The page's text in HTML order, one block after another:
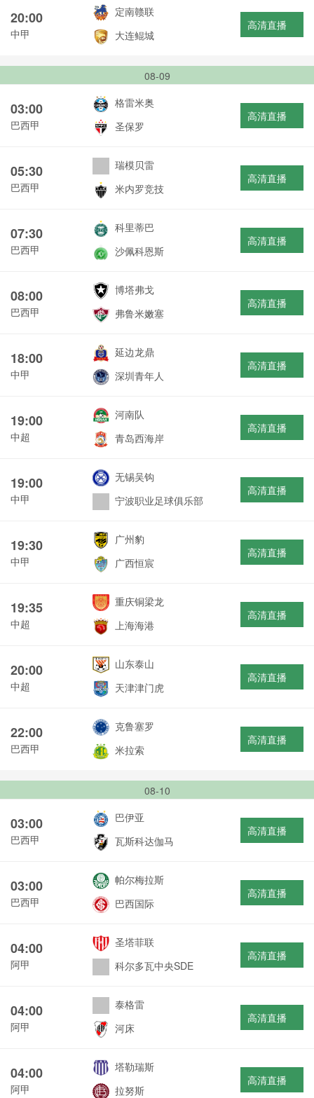
20:00
中甲
定南赣联
大连鲲城
高清直播
08-09
03:00
巴西甲
格雷米奥
圣保罗
高清直播
05:30
巴西甲
瑞模贝雷
米内罗竞技
高清直播
07:30
巴西甲
科里蒂巴
沙佩科恩斯
高清直播
08:00
巴西甲
博塔弗戈
弗鲁米嫩塞
高清直播
18:00
中甲
延边龙鼎
深圳青年人
高清直播
19:00
中超
河南队
青岛西海岸
高清直播
19:00
中甲
无锡吴钩
宁波职业足球俱乐部
高清直播
19:30
中甲
广州豹
广西恒宸
高清直播
19:35
中超
重庆铜梁龙
上海海港
高清直播
20:00
中超
山东泰山
天津津门虎
高清直播
22:00
巴西甲
克鲁塞罗
米拉索
高清直播
08-10
03:00
巴西甲
巴伊亚
瓦斯科达伽马
高清直播
03:00
巴西甲
帕尔梅拉斯
巴西国际
高清直播
04:00
阿甲
圣塔菲联
科尔多瓦中央SDE
高清直播
04:00
阿甲
泰格雷
河床
高清直播
04:00
阿甲
塔勒瑞斯
拉努斯
高清直播